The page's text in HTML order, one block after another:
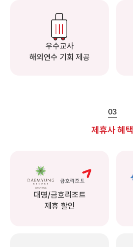
우수교사
해외연수 기회 제공
03
제휴사 혜택
대명/금호리조트
제휴 할인